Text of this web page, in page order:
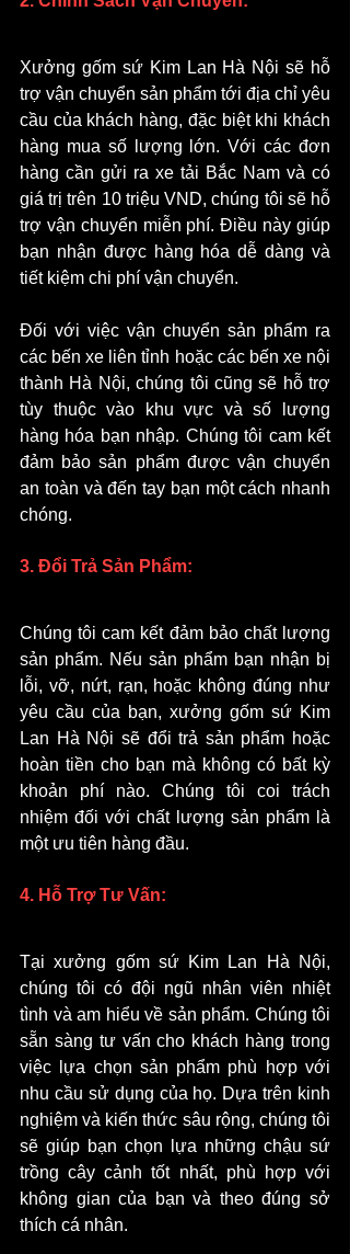
Xưởng gốm sứ Kim Lan Hà Nội sẽ hỗ
trợ vận chuyển sản phẩm tới địa chỉ yêu
cầu của khách hàng, đặc biệt khi khách
hàng mua số lượng lớn. Với các đơn
hàng cần gửi ra xe tải Bắc Nam và có
giá trị trên 10 triệu VND, chúng tôi sẽ hỗ
trợ vận chuyển miễn phí. Điều này giúp
bạn nhận được hàng hóa dễ dàng và
tiết kiệm chi phí vận chuyển.
Đối với việc vận chuyển sản phẩm ra
các bến xe liên tỉnh hoặc các bến xe nội
thành Hà Nội, chúng tôi cũng sẽ hỗ trợ
tùy thuộc vào khu vực và số lượng
hàng hóa bạn nhập. Chúng tôi cam kết
đảm bảo sản phẩm được vận chuyển
an toàn và đến tay bạn một cách nhanh
chóng.
3. Đổi Trả Sản Phẩm:
Chúng tôi cam kết đảm bảo chất lượng
sản phẩm. Nếu sản phẩm bạn nhận bị
lỗi, vỡ, nứt, rạn, hoặc không đúng như
yêu cầu của bạn, xưởng gốm sứ Kim
Lan Hà Nội sẽ đổi trả sản phẩm hoặc
hoàn tiền cho bạn mà không có bất kỳ
khoản phí nào. Chúng tôi coi trách
nhiệm đối với chất lượng sản phẩm là
một ưu tiên hàng đầu.
4. Hỗ Trợ Tư Vấn:
Tại xưởng gốm sứ Kim Lan Hà Nội,
chúng tôi có đội ngũ nhân viên nhiệt
tình và am hiểu về sản phẩm. Chúng tôi
sẵn sàng tư vấn cho khách hàng trong
việc lựa chọn sản phẩm phù hợp với
nhu cầu sử dụng của họ. Dựa trên kinh
nghiệm và kiến thức sâu rộng, chúng tôi
sẽ giúp bạn chọn lựa những chậu sứ
trồng cây cảnh tốt nhất, phù hợp với
không gian của bạn và theo đúng sở
thích cá nhân.